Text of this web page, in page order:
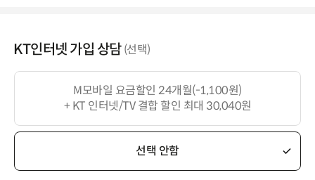
KT인터넷 가입 상담 (선택)
M모바일 요금할인 24개월(-1,100원)
+ KT 인터넷/TV 결합 할인 최대 30,040원
선택 안함